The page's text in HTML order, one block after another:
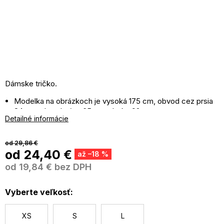
od 29,86 €
až –18 %
od 24,40 €
od 19,84 € bez DPH
Vyberte veľkosť:
XS S L
Dámske tričko.
Modelka na obrázkoch je vysoká 175 cm, obvod cez prsia
84 cm, obvod pásu 65 cm a boky 92 cm.
Modelka je oblečená do veľkosti S.
Detailné informácie